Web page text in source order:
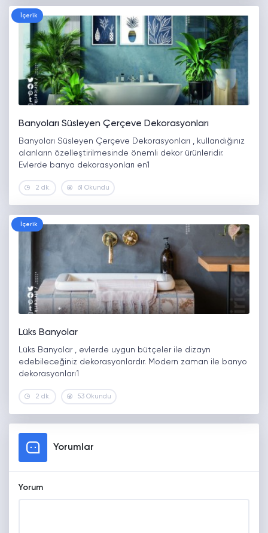
İçerik
Banyoları Süsleyen Çerçeve Dekorasyonları
Banyoları Süsleyen Çerçeve Dekorasyonları , kullandığınız
alanların özelleştirilmesinde önemli dekor ürünleridir.
Evlerde banyo dekorasyonları en1
2 dk. 61 Okundu
İçerik
Lüks Banyolar
Lüks Banyolar , evlerde uygun bütçeler ile dizayn
edebileceğiniz dekorasyonlardır. Modern zaman ile banyo
dekorasyonları1
2 dk. 53 Okundu
Yorumlar
Yorum